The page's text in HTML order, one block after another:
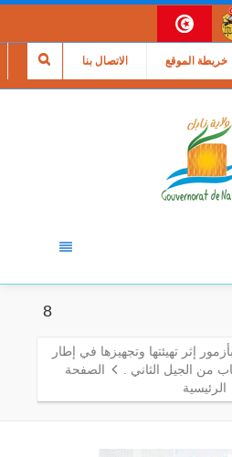
الاتصال بنا خريطة الموقع
8
إثر تهيئتها وتجهيزها في إطار
من الجيل الثاني .
الصفحة
الرئيسية